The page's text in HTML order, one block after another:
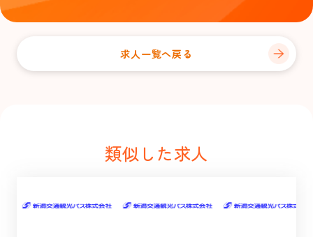
求人一覧へ戻る
類似した求人